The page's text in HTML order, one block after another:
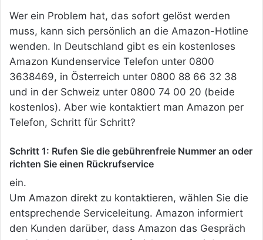
Wer ein Problem hat, das sofort gelöst werden
muss, kann sich persönlich an die Amazon-Hotline
wenden. In Deutschland gibt es ein kostenloses
Amazon Kundenservice Telefon unter 0800
3638469, in Österreich unter 0800 88 66 32 38
und in der Schweiz unter 0800 74 00 20 (beide
kostenlos). Aber wie kontaktiert man Amazon per
Telefon, Schritt für Schritt?
Schritt 1: Rufen Sie die gebührenfreie Nummer an oder
richten Sie einen Rückrufservice
ein.
Um Amazon direkt zu kontaktieren, wählen Sie die
entsprechende Serviceleitung. Amazon informiert
den Kunden darüber, dass Amazon das Gespräch